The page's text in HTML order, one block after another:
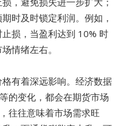
时及时锁定利润。例如，
损，当盈利达到 10% 时
情绪左右。
有着深远影响。经济数据
的变化，都会在期货市场
往往意味着市场需求旺